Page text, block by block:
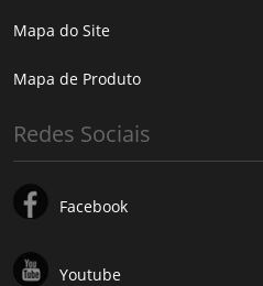
Mapa do Site
Mapa de Produto
Redes Sociais
Facebook
Youtube